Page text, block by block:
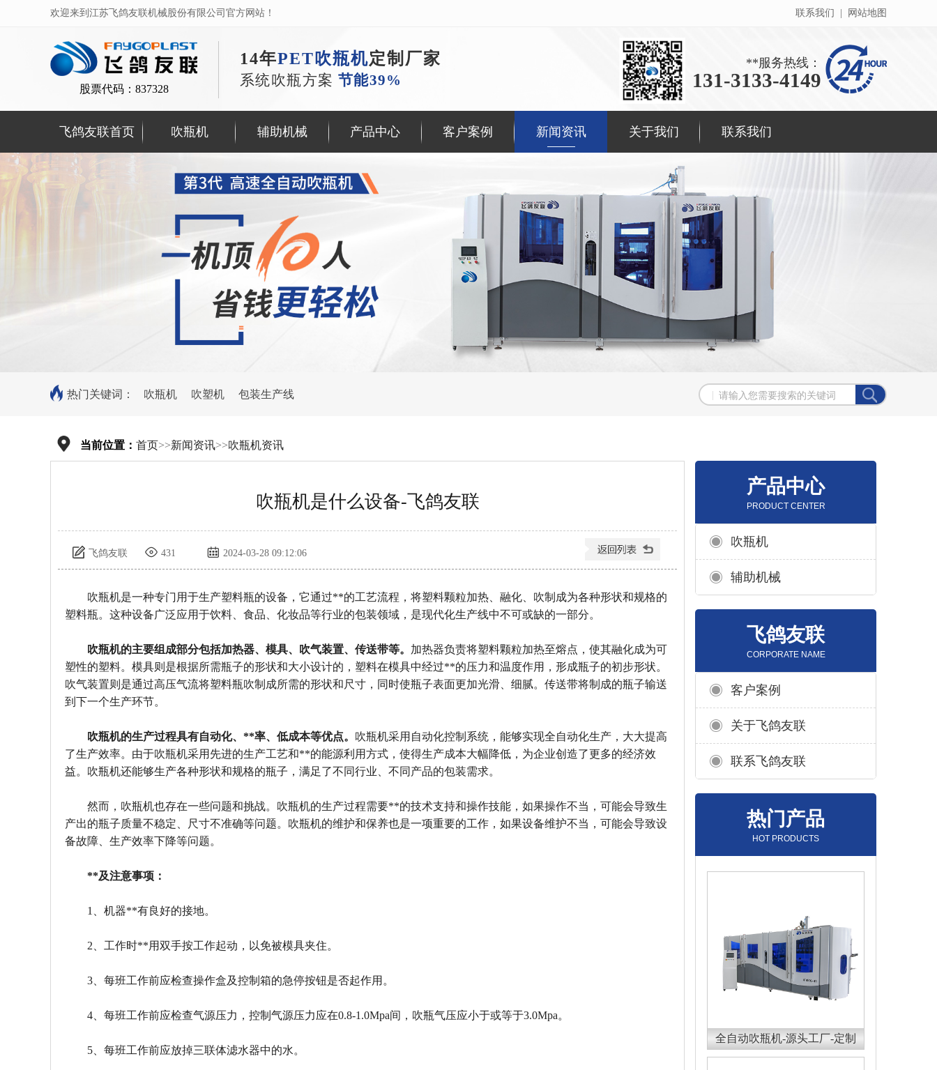
联系我们 网站地图
欢迎来到江苏飞鸽友联机械股份有限公司官方网站！
股票代码：837328
14年PET吹瓶机定制厂家
系统吹瓶方案 节能39%
**服务热线：
131-3133-4149
飞鸽友联首页 吹瓶机 辅助机械 产品中心 客户案例 新闻资讯 关于我们 联系我们
热门关键词： 吹瓶机 吹塑机 包装生产线
当前位置： 首页>>新闻资讯>>吹瓶机资讯
吹瓶机是什么设备-飞鸽友联
飞鸽友联 431 2024-03-28 09:12:06
吹瓶机是一种专门用于生产塑料瓶的设备，它通过**的工艺流程，将塑料颗粒加热、融化、吹制成为各种形状和规格的
塑料瓶。这种设备广泛应用于饮料、食品、化妆品等行业的包装领域，是现代化生产线中不可或缺的一部分。
吹瓶机的主要组成部分包括加热器、模具、吹气装置、传送带等。 加热器负责将塑料颗粒加热至熔点，使其融化成为可
塑性的塑料。模具则是根据所需瓶子的形状和大小设计的，塑料在模具中经过**的压力和温度作用，形成瓶子的初步形状。
吹气装置则是通过高压气流将塑料瓶吹制成所需的形状和尺寸，同时使瓶子表面更加光滑、细腻。传送带将制成的瓶子输送
到下一个生产环节。
吹瓶机的生产过程具有自动化、**率、低成本等优点。 吹瓶机采用自动化控制系统，能够实现全自动化生产，大大提高
了生产效率。由于吹瓶机采用先进的生产工艺和**的能源利用方式，使得生产成本大幅降低，为企业创造了更多的经济效
益。吹瓶机还能够生产各种形状和规格的瓶子，满足了不同行业、不同产品的包装需求。
然而，吹瓶机也存在一些问题和挑战。吹瓶机的生产过程需要**的技术支持和操作技能，如果操作不当，可能会导致生
产出的瓶子质量不稳定、尺寸不准确等问题。吹瓶机的维护和保养也是一项重要的工作，如果设备维护不当，可能会导致设
备故障、生产效率下降等问题。
**及注意事项：
1、机器**有良好的接地。
2、工作时**用双手按工作起动，以免被模具夹住。
3、每班工作前应检查操作盒及控制箱的急停按钮是否起作用。
4、每班工作前应检查气源压力，控制气源压力应在0.8-1.0Mpa间，吹瓶气压应小于或等于3.0Mpa。
5、每班工作前应放掉三联体滤水器中的水。
产品中心
PRODUCT CENTER
吹瓶机
辅助机械
飞鸽友联
CORPORATE NAME
客户案例
关于飞鸽友联
联系飞鸽友联
热门产品
HOT PRODUCTS
全自动吹瓶机-源头工厂-定制